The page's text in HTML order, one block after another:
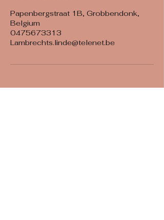
Papenbergstraat 1B, Grobbendonk,
Belgium
0475673313
Lambrechts.linde@telenet.be